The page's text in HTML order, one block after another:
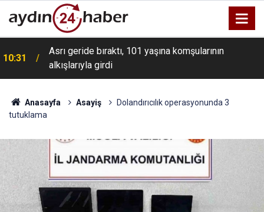
10:31
Asrı geride bıraktı, 101 yaşına komşularının
alkışlarıyla girdi
Anasayfa Asayiş
Dolandırıcılık operasyonunda 3
tutuklama